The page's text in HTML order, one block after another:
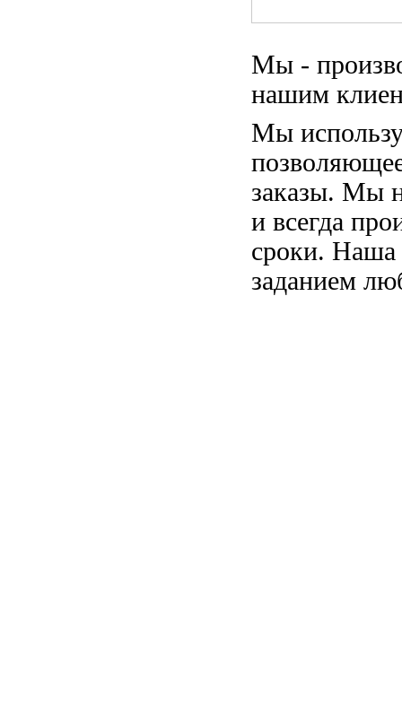
Мы -
нашим
Мы
заказы. Мы
и всегда
сроки. Наша
заданием